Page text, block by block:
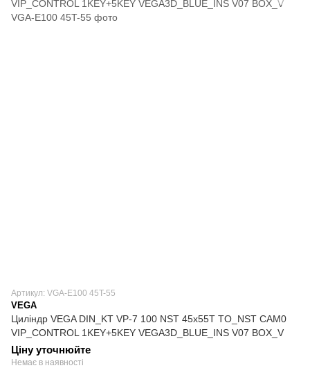
Артикул: VGA-E100 45T-55
VEGA
Циліндр VEGA DIN_KT VP-7 100 NST 45x55T TO_NST CAM0
VIP_CONTROL 1KEY+5KEY VEGA3D_BLUE_INS V07 BOX_V
Ціну уточнюйте
Немає в наявності